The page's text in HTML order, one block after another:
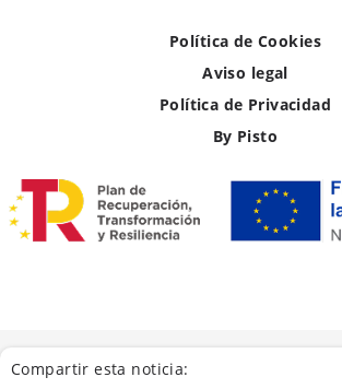
Política de Cookies
Aviso legal
Política de Privacidad
By Pisto
Compartir esta noticia: